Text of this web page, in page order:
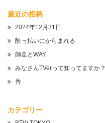
最近の投稿
2024年12月31日
酔っ払いにからまれる
師走とWAY
みなさんTVerって知ってますか？
香
カテゴリー